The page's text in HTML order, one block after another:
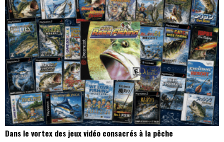
Dans le vortex des jeux vidéo consacrés à la pêche